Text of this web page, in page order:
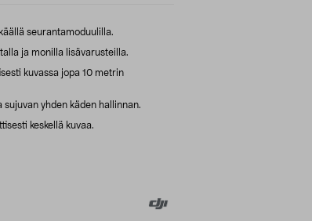
seurantamoduulilla.
ja monilla lisävarusteilla.
kuvassa jopa 10 metrin
yhden käden hallinnan.
keskellä kuvaa.